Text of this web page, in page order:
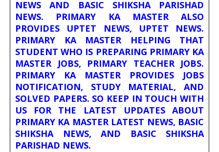
NEWS AND BASIC SHIKSHA PARISHAD
NEWS. PRIMARY KA MASTER ALSO
PROVIDES UPTET NEWS, UPTET NEWS.
PRIMARY KA MASTER HELPING THAT
STUDENT WHO IS PREPARING PRIMARY KA
MASTER JOBS, PRIMARY TEACHER JOBS.
PRIMARY KA MASTER PROVIDES JOBS
NOTIFICATION, STUDY MATERIAL, AND
SOLVED PAPERS. SO KEEP IN TOUCH WITH
US FOR THE LATEST UPDATES ABOUT
PRIMARY KA MASTER LATEST NEWS, BASIC
SHIKSHA NEWS, AND BASIC SHIKSHA
PARISHAD NEWS.